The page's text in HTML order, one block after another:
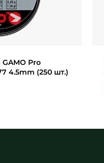
Pro
4.5mm (250 шт.)